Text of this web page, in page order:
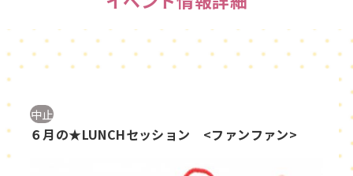
中止
６月の★LUNCHセッション <ファンファン>